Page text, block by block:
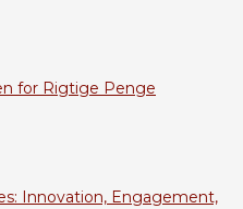
for Rigtige Penge
Innovation, Engagement,